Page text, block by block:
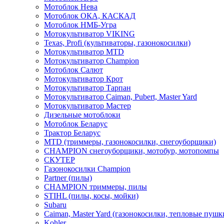
Мотоблок Нева
Мотоблок ОКА, КАСКАД
Мотоблок НМБ-Угра
Мотокультиватор VIKING
Texas, Profi (культиваторы, газонокосилки)
Мотокультиватор MTD
Мотокультиватор Champion
Мотоблок Салют
Мотокультиватор Крот
Мотокультиватор Тарпан
Мотокультиватор Caiman, Pubert, Master Yard
Мотокультиватор Мастер
Дизельные мотоблоки
Мотоблок Беларус
Трактор Беларус
MTD (триммеры, газонокосилки, снегоуборщики)
CHAMPION снегоуборщики, мотобур, мотопомпы
СКУТЕР
Газонокосилки Champion
Partner (пилы)
CHAMPION триммеры, пилы
STIHL (пилы, косы, мойки)
Subaru
Caiman, Master Yard (газонокосилки, тепловые